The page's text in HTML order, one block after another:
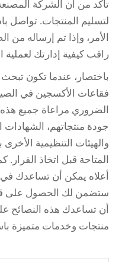
تأكد من أن الشركة
لتسليم المنتجات. تواصل
الأمر، وإذا تم إرساله من
راقب كيفية إدارتك لعملية
باختصار، عندما تكون
فقاعات الأكسجين في
الضروري مراعاة جميع
جودة منتجاتهم،
والهيئات التنظيمية
المتاحة قبل اتخاذ القرار.
أعلاه يمكن أن تساعدك في
ستضمن لك الحصول على
أن تساعدك هذه النصائح
منتجات وخدمات متميزة